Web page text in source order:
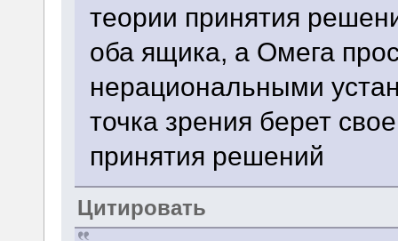
теории принятия
оба ящика, а Омега
нерациональными
точка зрения берет
принятия решений
Цитировать